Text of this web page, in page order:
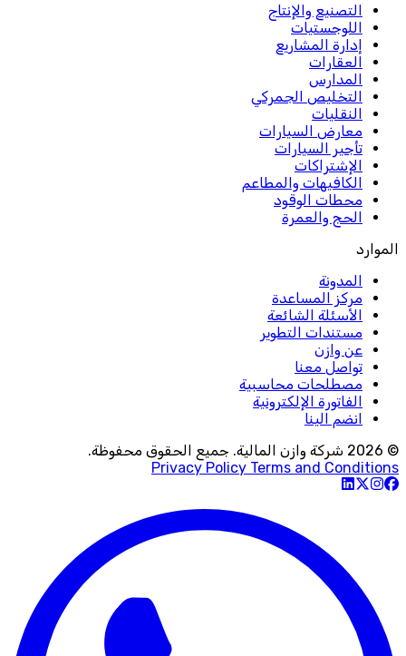
التصنيع والإنتاج
اللوجستيات
إدارة المشاريع
العقارات
المدارس
التخليص الجمركي
النقليات
معارض السيارات
تأجير السيارات
الإشتراكات
الكافيهات والمطاعم
محطات الوقود
الحج والعمرة
الموارد
المدونة
مركز المساعدة
الأسئلة الشائعة
مستندات التطوير
عن وازن
تواصل معنا
مصطلحات محاسبية
الفاتورة الإلكترونية
انضم الينا
© 2026 شركة وازن المالية. جميع الحقوق محفوظة.
Privacy Policy Terms and Conditions